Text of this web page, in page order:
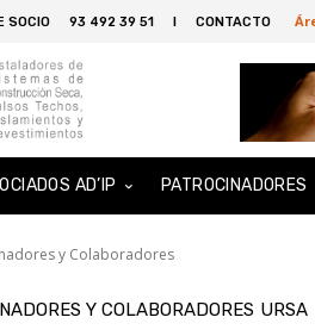
SOCIO 93 492 39 51 I CONTACTO
AD’IP PATROCINADORES
y Colaboradores
Y COLABORADORES URSA